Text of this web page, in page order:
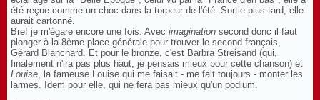
été reçue comme un choc dans la torpeur de l'été. Sortie plus tard, elle
aurait cartonné.
Bref je m'égare encore une fois. Avec imagination second donc il faut
plonger à la 8ème place générale pour trouver le second français,
Gérard Blanchard. Et pour le bronze, c'est Barbra Streisand (qui,
finalement n'ira pas plus haut, je pensais mieux pour cette chanson) et
Louise, la fameuse Louise qui me faisait - me fait toujours - monter les
larmes. Idem pour elle, qui ne fera pas mieux qu'un podium.